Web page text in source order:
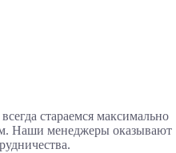
стараемся максимально
Наши менеджеры оказывают